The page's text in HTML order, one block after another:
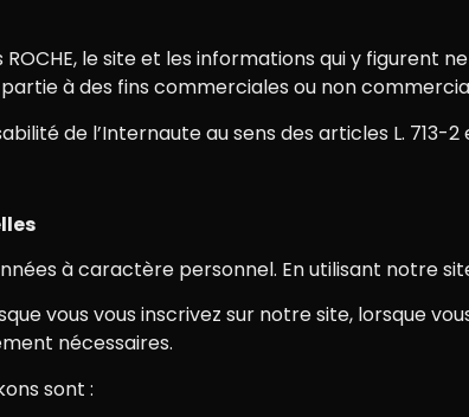
le site et les informations qui y figurent
à des fins commerciales ou non
de l’Internaute au sens des articles L. 713-
à caractère personnel. En utilisant notre
vous vous inscrivez sur notre site, lorsque
nécessaires.
sont :